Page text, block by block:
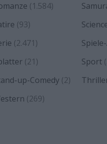
(1.584)
(93)
(2.471)
(21) Sport
up-Comedy (2)
(269)